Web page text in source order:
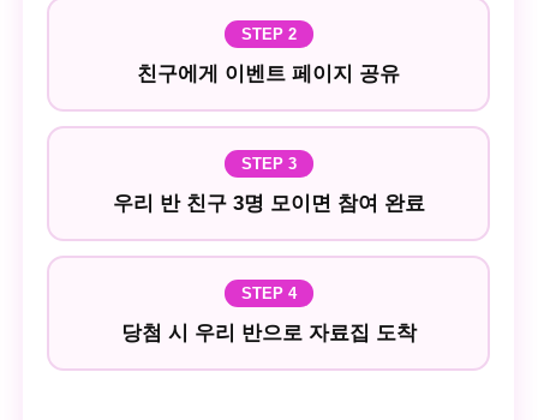
STEP 2
친구에게 이벤트 페이지 공유
STEP 3
우리 반 친구 3명 모이면 참여 완료
STEP 4
당첨 시 우리 반으로 자료집 도착